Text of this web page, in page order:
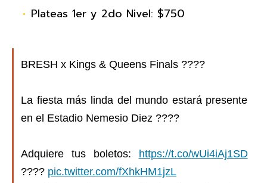
Plateas 1er y 2do Nivel: $750
BRESH x Kings & Queens Finals ????​
La fiesta más linda del mundo estará presente
en el Estadio Nemesio Diez ????️​
Adquiere tus boletos:
https://t.co/wUi4iAj1SD
????️ pic.twitter.com/fXhkHM1jzL